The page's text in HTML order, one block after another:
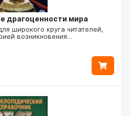
драгоценности мира
широкого круга читателей,
возникновения…